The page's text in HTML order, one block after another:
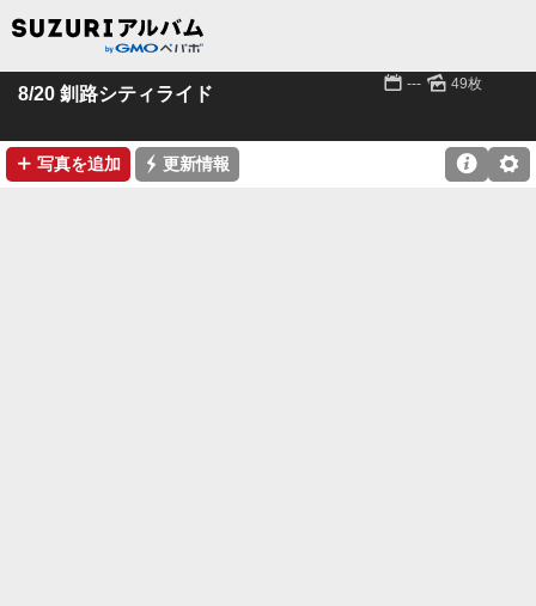
8/20 釧路シティライド 📅 --- 🌄 49枚
➕ 写真を追加 ⚡ 更新情報 ⚙
